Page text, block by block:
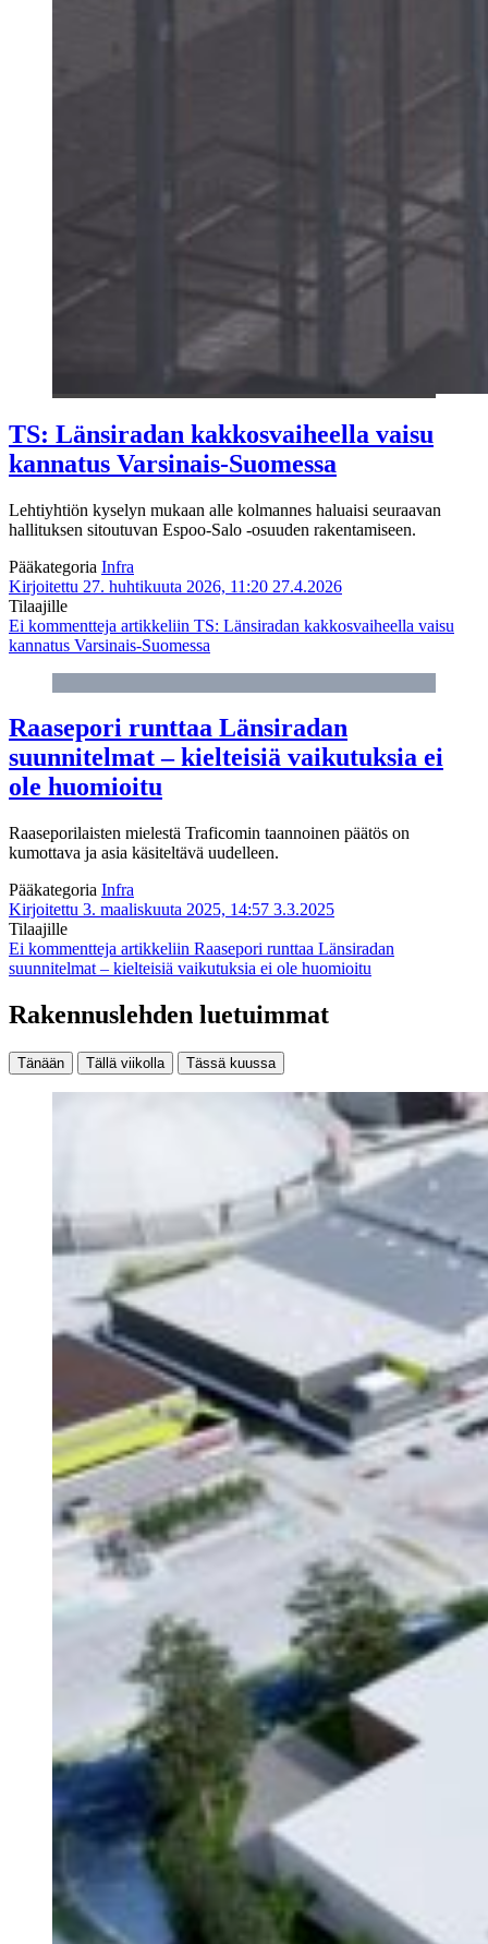
TS: Länsiradan kakkosvaiheella vaisu
kannatus Varsinais-Suomessa
Lehtiyhtiön kyselyn mukaan alle kolmannes haluaisi seuraavan
hallituksen sitoutuvan Espoo-Salo -osuuden rakentamiseen.
Pääkategoria Infra
Kirjoitettu 27. huhtikuuta 2026, 11:20 27.4.2026
Tilaajille
Ei kommentteja artikkeliin TS: Länsiradan kakkosvaiheella vaisu
kannatus Varsinais-Suomessa
Raasepori runttaa Länsiradan
suunnitelmat – kielteisiä vaikutuksia ei
ole huomioitu
Raaseporilaisten mielestä Traficomin taannoinen päätös on
kumottava ja asia käsiteltävä uudelleen.
Pääkategoria Infra
Kirjoitettu 3. maaliskuuta 2025, 14:57 3.3.2025
Tilaajille
Ei kommentteja artikkeliin Raasepori runttaa Länsiradan
suunnitelmat – kielteisiä vaikutuksia ei ole huomioitu
Rakennuslehden luetuimmat
Tänään Tällä viikolla Tässä kuussa